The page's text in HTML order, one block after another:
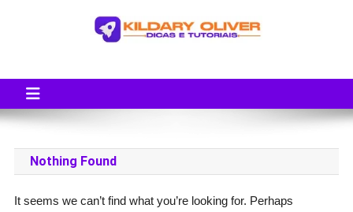
Nothing Found
It seems we can’t find what you’re looking for. Perhaps